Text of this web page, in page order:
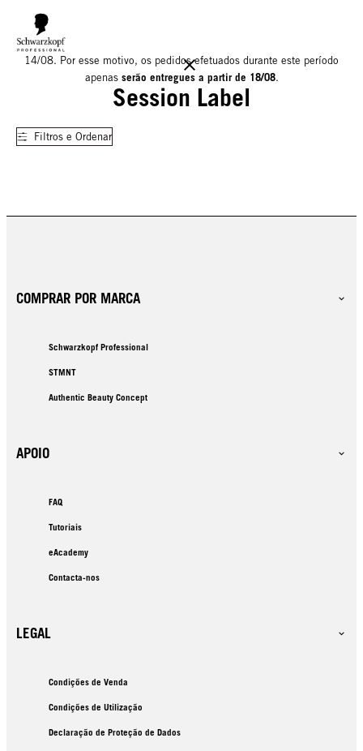
Informamos que o nosso armazém estará encerrado para férias até
14/08. Por esse motivo, os pedidos efetuados durante este período
apenas serão entregues a partir de 18/08.
Session Label
Filtros e Ordenar
COMPRAR POR MARCA
Schwarzkopf Professional
STMNT
Authentic Beauty Concept
APOIO
FAQ
Tutoriais
eAcademy
Contacta-nos
LEGAL
Condições de Venda
Condições de Utilização
Declaração de Proteção de Dados